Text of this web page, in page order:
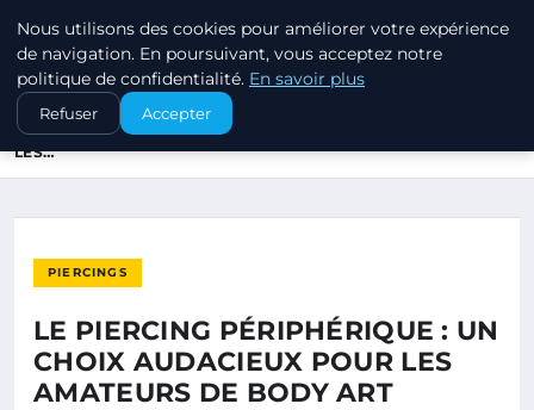
PIERCINGS ET PLUGS
ACCUEIL
PIERCINGS
LE PIERCING PÉRIPHÉRIQUE : UN CHOIX AUDACIEUX POUR
LES…
PIERCINGS
LE PIERCING PÉRIPHÉRIQUE : UN
CHOIX AUDACIEUX POUR LES
AMATEURS DE BODY ART
Nous utilisons des cookies pour améliorer votre expérience
de navigation. En poursuivant, vous acceptez notre
politique de confidentialité. En savoir plus
Refuser Accepter